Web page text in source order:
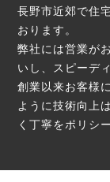
長野市近郊で住
おります。
弊社には営業が
いし、スピーデ
創業以来お客様
ように技術向上
く丁寧をポリシ